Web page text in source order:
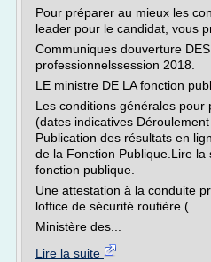
Pour préparer au mieux les
leader pour le candidat, vous
Communiques douverture
professionnelssession 2018.
LE ministre DE LA fonction
Les conditions générales pour
(dates indicatives
Publication des résultats en
de la Fonction Publique.Lire la
fonction publique.
Une attestation à la conduite
loffice de sécurité routière (.
Ministère des...
Lire la suite